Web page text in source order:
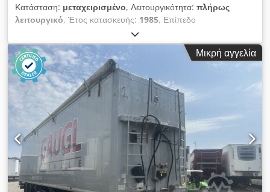
Κατάσταση: μεταχειρισμένο, Λειτουργικότητα: πλήρως
λειτουργικό, Έτος κατασκευής: 1985, Επίπεδο
ρυμουλκούμενο CTC SPA RP26S Πρώτη άδεια κυκλοφορίας:
1985 3 άξονες Djdpfx Ajzr Ep Soiwsck Ελαστικά σε κατάσταση
40/50% Μήκος: 9,68 μ., πλάτος: 2,50 μ., ωφέλιμο φορτίο:
19.500 κιλά Διπλές υδραυλικές ράμπες Καλή γενική κατάσταση
Διαθέσιμο άμεσα ΑΞΙΟΛΟΓΟΥΜΕ ΑΝΤΑΛΛΑΓΕΣ ΟΧΗΜΑΤΩΝ
ΟΛΩΝ ΤΩΝ ΜΑΡΚΩΝ, MAN, MERCEDES, DAF, RENAULT,
VOLVO, SCANIA, ΜΕ ΕΞΟΠΛΙΣΜΟ CIFA, SERMAC,
PUTZMEISTER· Ή ΜΗΧΑΝΗΜΑΤΩΝ ΕΚΣΚΑΦΩΝ
CATERPILLAR, FIAT HITACHI, KOMATSU
Μικρή αγγελία